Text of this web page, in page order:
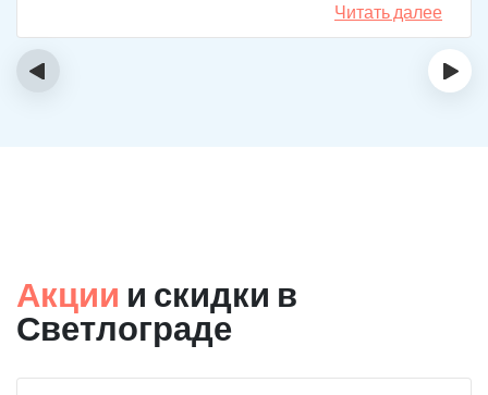
Мне порекомендовали двойной блок. Согласился, и
сейчас не жалею. Уже два года в полной завязке.
Читать далее
‹ ›
Акции и скидки в
Светлограде